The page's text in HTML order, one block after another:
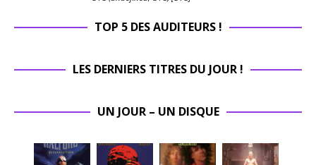
TOP 5 DES AUDITEURS !
LES DERNIERS TITRES DU JOUR !
UN JOUR – UN DISQUE